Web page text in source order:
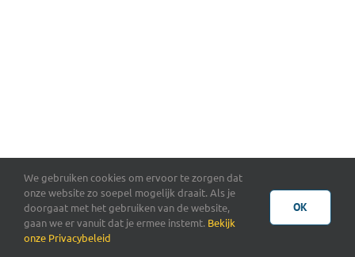
We gebruiken cookies om ervoor te zorgen dat
onze website zo soepel mogelijk draait. Als je
doorgaat met het gebruiken van de website,
gaan we er vanuit dat je ermee instemt. Bekijk
onze Privacybeleid
OK